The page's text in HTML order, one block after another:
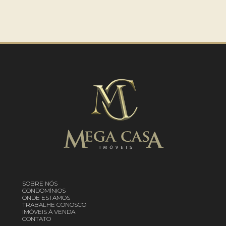
SOBRE NÓS
CONDOMÍNIOS
ONDE ESTAMOS
TRABALHE CONOSCO
IMÓVEIS À VENDA
CONTATO